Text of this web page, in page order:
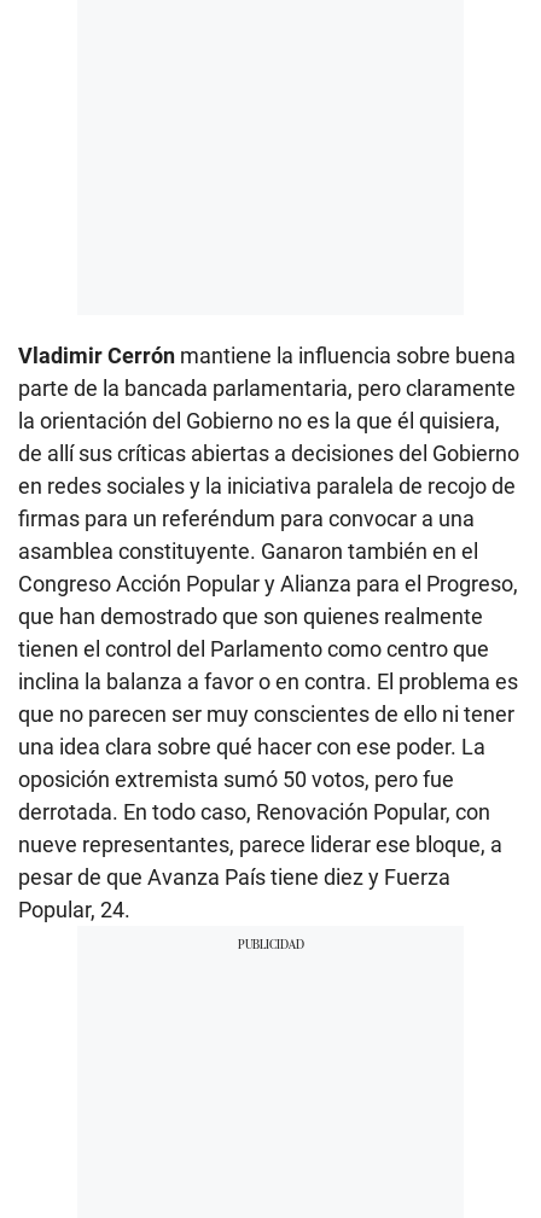
Vladimir Cerrón mantiene la influencia sobre buena
parte de la bancada parlamentaria, pero claramente
la orientación del Gobierno no es la que él quisiera,
de allí sus críticas abiertas a decisiones del Gobierno
en redes sociales y la iniciativa paralela de recojo de
firmas para un referéndum para convocar a una
asamblea constituyente. Ganaron también en el
Congreso Acción Popular y Alianza para el Progreso,
que han demostrado que son quienes realmente
tienen el control del Parlamento como centro que
inclina la balanza a favor o en contra. El problema es
que no parecen ser muy conscientes de ello ni tener
una idea clara sobre qué hacer con ese poder. La
oposición extremista sumó 50 votos, pero fue
derrotada. En todo caso, Renovación Popular, con
nueve representantes, parece liderar ese bloque, a
pesar de que Avanza País tiene diez y Fuerza
Popular, 24.